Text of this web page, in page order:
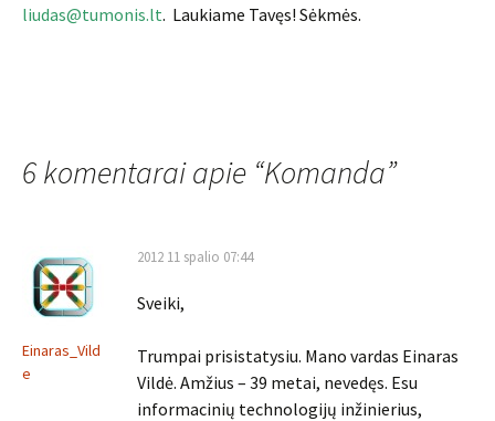
liudas@tumonis.lt. Laukiame Tavęs! Sėkmės.
6 komentarai apie “Komanda”
Einaras_Vild
e
2012 11 spalio 07:44
Sveiki,
Trumpai prisistatysiu. Mano vardas Einaras
Vildė. Amžius – 39 metai, nevedęs. Esu
informacinių technologijų inžinierius,